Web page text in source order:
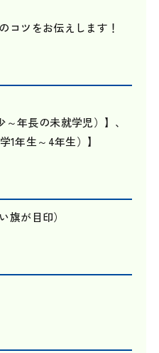
コツをお伝えします！
年長の未就学児）】、
1年生～4年生）】
が目印）